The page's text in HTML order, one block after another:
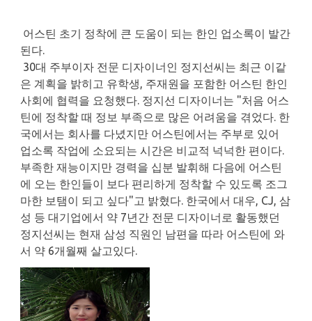
어스틴 초기 정착에 큰 도움이 되는 한인 업소록이 발간
된다.
30대 주부이자 전문 디자이너인 정지선씨는 최근 이같
은 계획을 밝히고 유학생, 주재원을 포함한 어스틴 한인
사회에 협력을 요청했다. 정지선 디자이너는 "처음 어스
틴에 정착할 때 정보 부족으로 많은 어려움을 겪었다. 한
국에서는 회사를 다녔지만 어스틴에서는 주부로 있어
업소록 작업에 소요되는 시간은 비교적 넉넉한 편이다.
부족한 재능이지만 경력을 십분 발휘해 다음에 어스틴
에 오는 한인들이 보다 편리하게 정착할 수 있도록 조그
마한 보탬이 되고 싶다"고 밝혔다. 한국에서 대우, CJ, 삼
성 등 대기업에서 약 7년간 전문 디자이너로 활동했던
정지선씨는 현재 삼성 직원인 남편을 따라 어스틴에 와
서 약 6개월째 살고있다.